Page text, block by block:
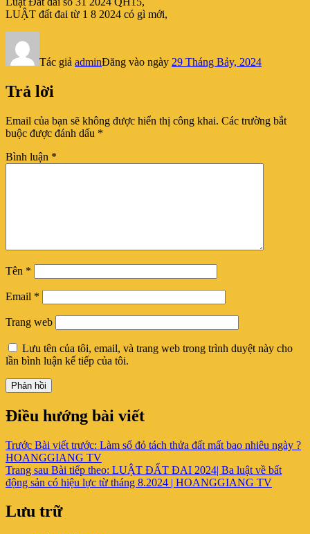
LUẬT đất đai từ 1 8 2024 có gì mới,
Tác giả adminĐăng vào ngày 29 Tháng Bảy, 2024
Trả lời
Email của bạn sẽ không được hiển thị công khai. Các trường bắt
buộc được đánh dấu *
Bình luận *
Tên *
Email *
Trang web
Lưu tên của tôi, email, và trang web trong trình duyệt này cho
lần bình luận kế tiếp của tôi.
Điều hướng bài viết
Trước Bài viết trước: Làm sổ đỏ tách thửa đất mất bao nhiêu ngày ?
HOANGGIANG TV
Trang sau Bài tiếp theo: LUẬT ĐẤT ĐAI 2024| Ba luật về bất
động sản có hiệu lực từ tháng 8.2024 | HOANGGIANG TV
Lưu trữ